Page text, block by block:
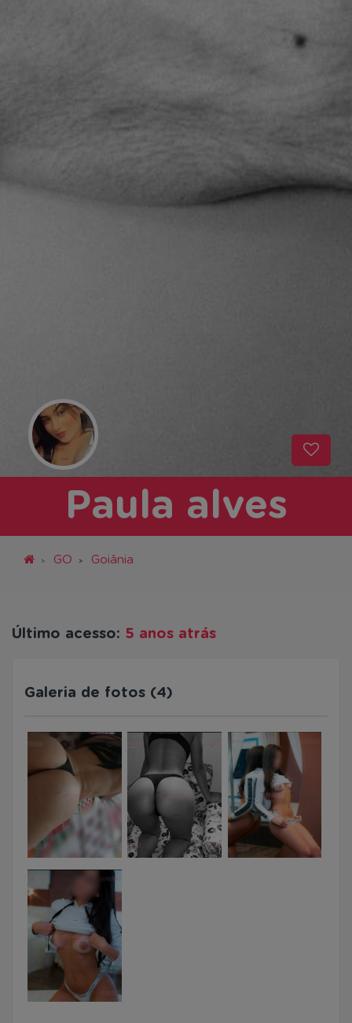
Paula alves
GO Goiânia
Último acesso: 5 anos atrás
Galeria de fotos (4)